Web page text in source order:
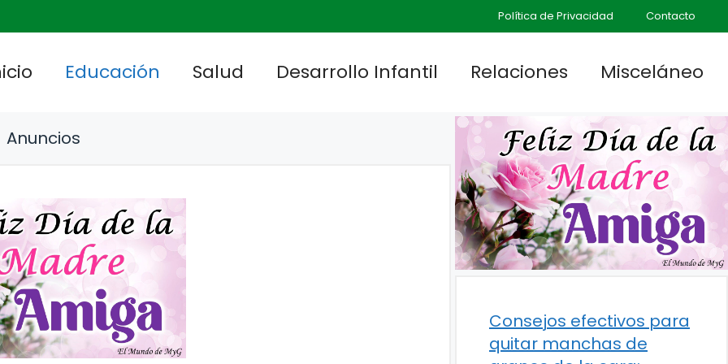
Política de Privacidad Contacto
Educación Salud Desarrollo Infantil Relaciones Misceláneo
Anuncios
Consejos efectivos para
quitar manchas de